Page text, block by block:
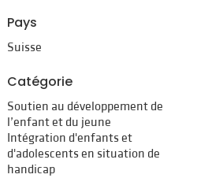
Pays
Suisse
Catégorie
Soutien au développement de
l’enfant et du jeune
Intégration d'enfants et
d'adolescents en situation de
handicap